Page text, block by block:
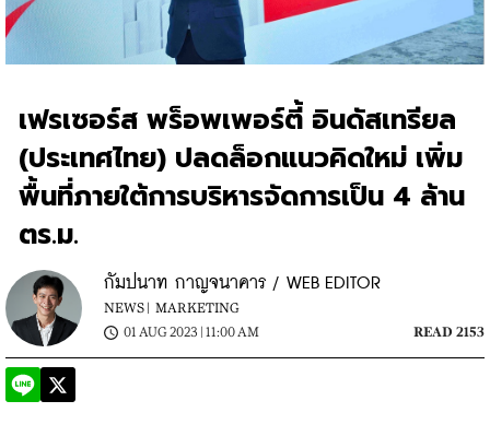
เฟรเซอร์ส พร็อพเพอร์ตี้ อินดัสเทรียล
(ประเทศไทย) ปลดล็อกแนวคิดใหม่ เพิ่ม
พื้นที่ภายใต้การบริหารจัดการเป็น 4 ล้าน
ตร.ม.
กัมปนาท กาญจนาคาร / WEB EDITOR
NEWS |
MARKETING
01 AUG 2023 | 11:00 AM
READ 2153